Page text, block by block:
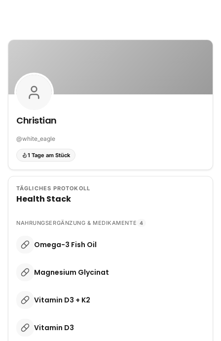
Christian
@white_eagle
1 Tage am Stück
TÄGLICHES PROTOKOLL
Health Stack
NAHRUNGSERGÄNZUNG & MEDIKAMENTE 4
Omega-3 Fish Oil
Magnesium Glycinat
Vitamin D3 + K2
Vitamin D3